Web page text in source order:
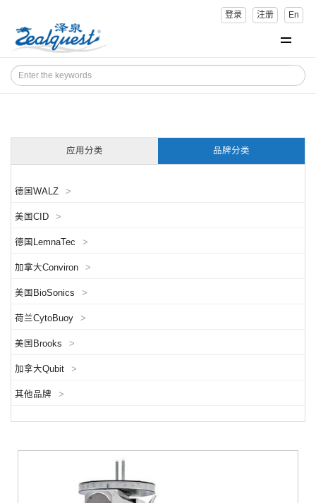
登录 注册 En
应用分类 品牌分类
德国WALZ >
美国CID >
德国LemnaTec >
加拿大Conviron >
美国BioSonics >
荷兰CytoBuoy >
美国Brooks >
加拿大Qubit >
其他品牌 >